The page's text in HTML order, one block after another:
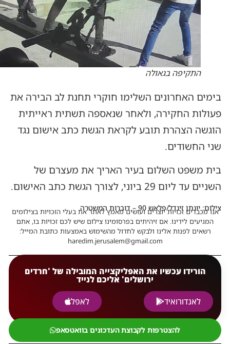
התקיפה בגאולה
בימים האחרונים השלימו חוקרי תחנת לב הבירה את
פעולות החקירה, ולאחר שנאספה תשתית ראייתית
הוגשה הצהרת תובע לקראת הגשת כתב אישום נגד
שני החשודים.
בית משפט השלום בעיר האריך את מעצרם של
השניים עד ליום 29 ביוני, לצורך הגשת כתב האישום.
צילום: יונתן זינדל/פלאש 90 – דוברות המשטרה
אנו מכבדים זכויות יוצרים ועושים מאמץ לאתר את בעלי הזכויות בצילומים
המגיעים לידינו. אם זיהיתים בפרסומינו צילום שיש לכם זכויות בו, אתם
רשאים לפנות אלינו ולבקש לחדול מהשימוש באמצעות כתובת המייל:
haredim.jerusalem@gmail.com
הורידו עכשיו את האפליקצייה המובילה של 'חרדים
ירושלים' אליכם לנייד
לאנדורואיד
לאפל
להצטרפות לקבוצת העדכונים בוואטסאפ